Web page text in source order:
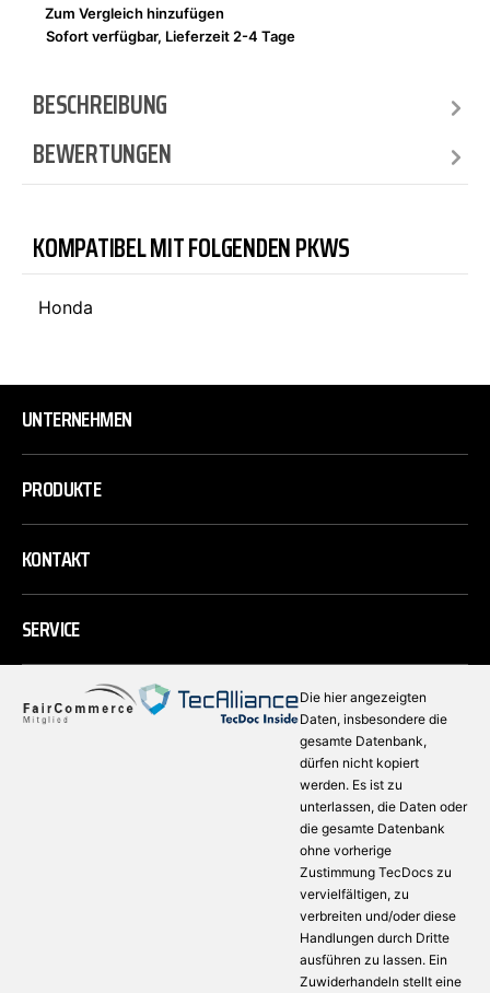
Zum Vergleich hinzufügen
Sofort verfügbar, Lieferzeit 2-4 Tage
BESCHREIBUNG
BEWERTUNGEN
KOMPATIBEL MIT FOLGENDEN PKWS
Honda
UNTERNEHMEN
PRODUKTE
KONTAKT
SERVICE
Die hier angezeigten
Daten, insbesondere die
gesamte Datenbank,
dürfen nicht kopiert
werden. Es ist zu
unterlassen, die Daten oder
die gesamte Datenbank
ohne vorherige
Zustimmung TecDocs zu
vervielfältigen, zu
verbreiten und/oder diese
Handlungen durch Dritte
ausführen zu lassen. Ein
Zuwiderhandeln stellt eine